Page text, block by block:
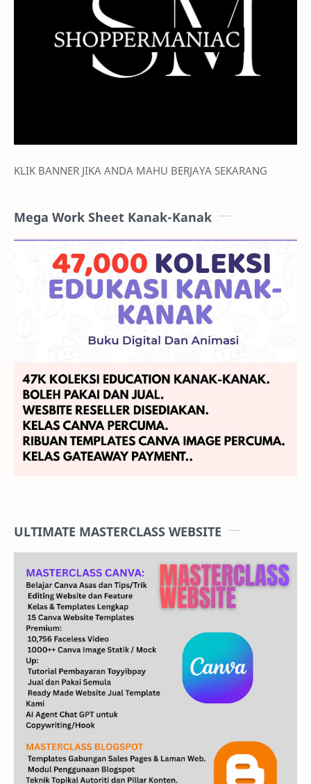
KLIK BANNER JIKA ANDA MAHU BERJAYA SEKARANG
Mega Work Sheet Kanak-Kanak
ULTIMATE MASTERCLASS WEBSITE